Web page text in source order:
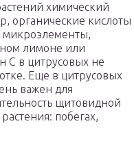
химический
органические кислоты
микроэлементы,
лимоне или
С в цитрусовых не
Еще в цитрусовых
важен для
щитовидной
побегах,